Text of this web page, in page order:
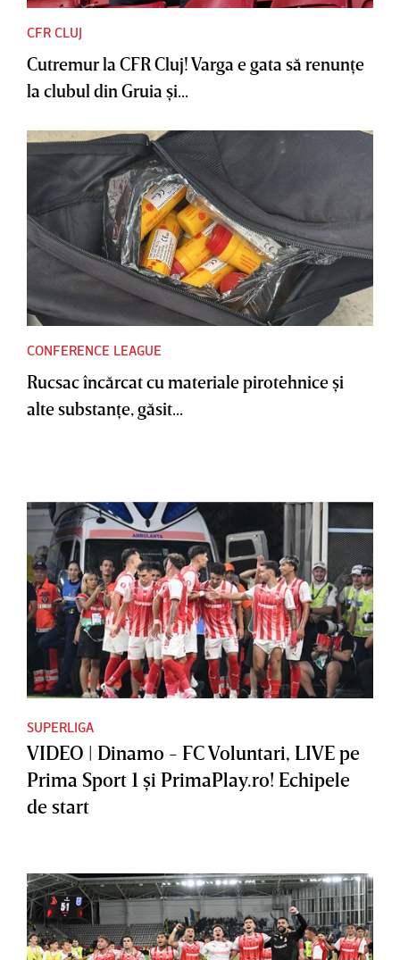
CFR CLUJ
Cutremur la CFR Cluj! Varga e gata să renunţe
la clubul din Gruia şi...
CONFERENCE LEAGUE
Rucsac încărcat cu materiale pirotehnice şi
alte substanţe, găsit...
SUPERLIGA
VIDEO | Dinamo - FC Voluntari, LIVE pe
Prima Sport 1 şi PrimaPlay.ro! Echipele
de start